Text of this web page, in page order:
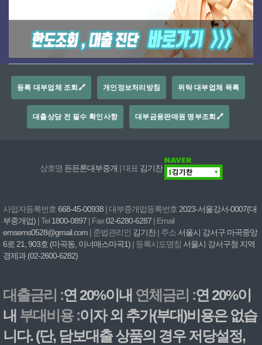
등록 대부업체 조회🔗 개인정보처리방침 위탁 대부업체 목록
대출상담 전 필수 확인사항 대부금융판매원 명부조회🔗
상호명 든든론대부중개 | 대표 김기찬
사업자등록번호 668-45-00938 | 대부중개업등록번호 2023-서울강서-0007(대
부중개업) | Tel 1800-0897 | Fax02-6280-6287 | Email
emsems0528@gmail.com | 준법관리인 김기찬| 주소 서울시 강서구 마곡중앙
6로 21, 903호 (마곡동, 이너매스마곡1) | 등록시도명칭 서울시 강서구청 지역
경제과 (02-2600-6282)
대출금리 :연 20%이내 연체금리 :연 20%이
내 부대비용 :이자 외 추가(부대)비용은 없습
니다. (단, 담보대출 상품의 경우 저당설정,